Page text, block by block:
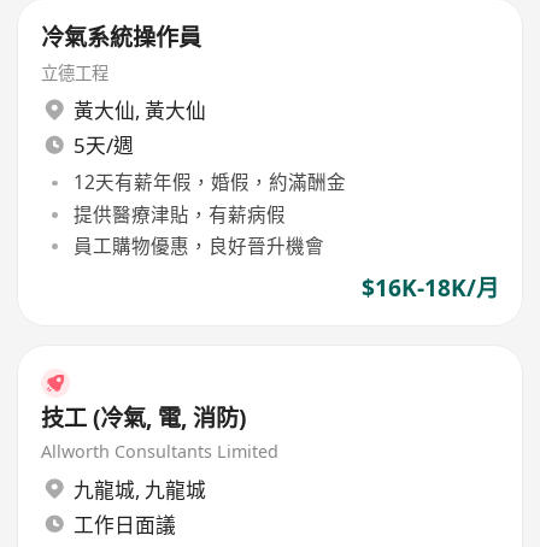
冷氣系統操作員
立德工程
黃大仙, 黃大仙
5天/週
12天有薪年假，婚假，約滿酬金
提供醫療津貼，有薪病假
員工購物優惠，良好晉升機會
$16K-18K/月
技工 (冷氣, 電, 消防)
Allworth Consultants Limited
九龍城, 九龍城
工作日面議